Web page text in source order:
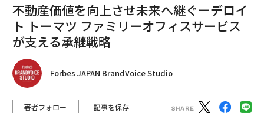
不動産価値を向上させ未来へ継ぐーデロイ
ト トーマツ ファミリーオフィスサービス
が支える承継戦略
Forbes JAPAN BrandVoice Studio
著者フォロー 記事を保存